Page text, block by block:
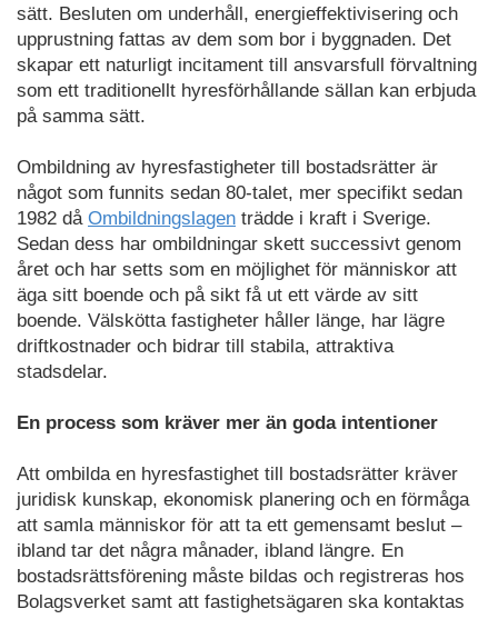
sätt. Besluten om underhåll, energieffektivisering och
upprustning fattas av dem som bor i byggnaden. Det
skapar ett naturligt incitament till ansvarsfull förvaltning
som ett traditionellt hyresförhållande sällan kan erbjuda
på samma sätt.
Ombildning av hyresfastigheter till bostadsrätter är
något som funnits sedan 80-talet, mer specifikt sedan
1982 då Ombildningslagen trädde i kraft i Sverige.
Sedan dess har ombildningar skett successivt genom
året och har setts som en möjlighet för människor att
äga sitt boende och på sikt få ut ett värde av sitt
boende. Välskötta fastigheter håller länge, har lägre
driftkostnader och bidrar till stabila, attraktiva
stadsdelar.
En process som kräver mer än goda intentioner
Att ombilda en hyresfastighet till bostadsrätter kräver
juridisk kunskap, ekonomisk planering och en förmåga
att samla människor för att ta ett gemensamt beslut –
ibland tar det några månader, ibland längre. En
bostadsrättsförening måste bildas och registreras hos
Bolagsverket samt att fastighetsägaren ska kontaktas